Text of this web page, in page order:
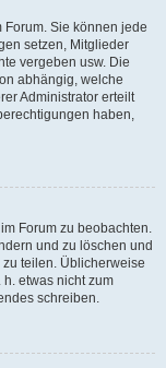
Sie können jede
setzen, Mitglieder
vergeben usw. Die
abhängig, welche
Administrator erteilt
haben,
Forum zu beobachten.
und zu löschen und
teilen. Üblicherweise
h. etwas nicht zum
schreiben.